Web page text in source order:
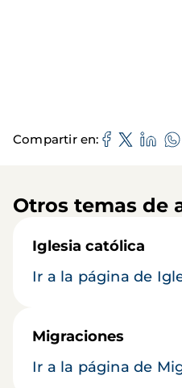
Compartir en
Otros temas de
Iglesia católica
Ir a la página de
Migraciones
Ir a la página de